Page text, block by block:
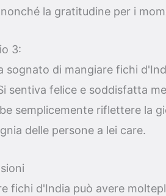
la gratitudine per i
3:
sognato di mangiare fichi
sentiva felice e soddisfatta
semplicemente riflettere la
delle persone a lei care.
fichi d'India può avere